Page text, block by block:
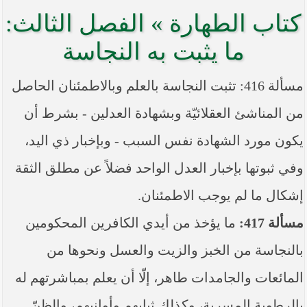
ما ورد في خطبة الجمعة لممثل المرجعية الدينية العليا
في كربلاء المقدسة فضيلة العلاّمة الشيخ عبد المهدي
) بعد سيطرة (داعش) على مناطق واسعة في محافظتي
نينوى وصلاح الدين وإعلانها أنها تستهدف بقية
المحافظات
بيان صادر من مكتب سماحة السيد السيستاني -دام ظلّه
- في النجف الأشرف حول التطورات الأمنية الأخيرة في
محافظة نينوى
كتاب الطهارة » الفصل الثالث:
ما يثبت به النجاسة
مسألة 416: تثبت النجاسة بالعلم وبالاطمئنان الحاصل
من المناشئ العقلائيّة وبشهادة العدلين - بشرط أن
يكون مورد الشهادة نفس السبب - وبإخبار ذي اليد،
وفي ثبوتها بإخبار العدل الواحد فضلاً عن مطلق الثقة
إشكال ما لم‏ يوجب الاطمئنان.
مسألة 417:
ما يؤخذ من أيدي الكافرين المحكومين
بالنجاسة من الخبز والزيت والعسل ونحوها من
المائعات والجامدات طاهر، إلّا أن يعلم بمباشرتهم له